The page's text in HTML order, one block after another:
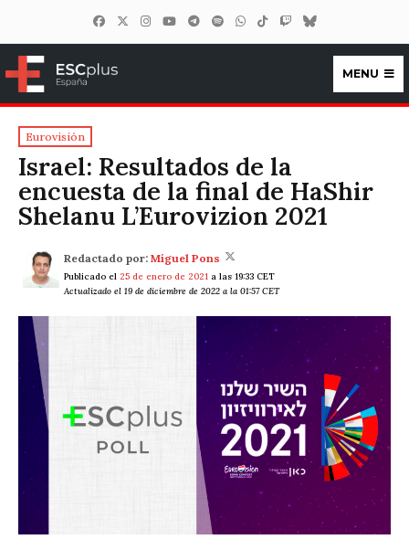
ESCplus España
MENU
Eurovisión
Israel: Resultados de la
encuesta de la final de HaShir
Shelanu L’Eurovizion 2021
Redactado por: Miguel Pons
Publicado el 25 de enero de 2021 a las 19:33 CET
Actualizado el 19 de diciembre de 2022 a la 01:57 CET